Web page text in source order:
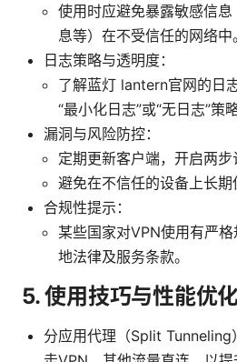
使用时应避免暴露敏感信
息等）在不受信任的网络中。
日志策略与透明度：
了解蓝灯 lantern官网的日
“最小化日志”或“无日志”策
漏洞与风险防控：
定期更新客户端，开启两步
避免在不信任的设备上长期
合规性提示：
某些国家对VPN使用有严
地法律及服务条款。
5. 使用技巧与性能优
分应用代理（Split Tunneling